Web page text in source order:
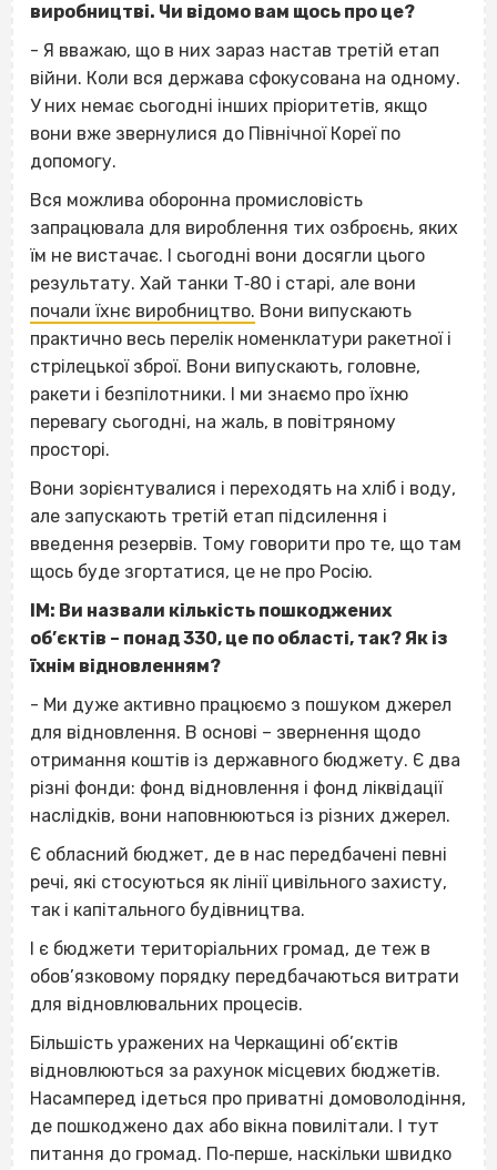
виробництві. Чи відомо вам щось про це?
- Я вважаю, що в них зараз настав третій етап
війни. Коли вся держава сфокусована на одному.
У них немає сьогодні інших пріоритетів, якщо
вони вже звернулися до Північної Кореї по
допомогу.
Вся можлива оборонна промисловість
запрацювала для вироблення тих озброєнь, яких
їм не вистачає. І сьогодні вони досягли цього
результату. Хай танки Т‐80 і старі, але вони
почали їхнє виробництво. Вони випускають
практично весь перелік номенклатури ракетної і
стрілецької зброї. Вони випускають, головне,
ракети і безпілотники. І ми знаємо про їхню
перевагу сьогодні, на жаль, в повітряному
просторі.
Вони зорієнтувалися і переходять на хліб і воду,
але запускають третій етап підсилення і
введення резервів. Тому говорити про те, що там
щось буде згортатися, це не про Росію.
ІМ: Ви назвали кількість пошкоджених
об’єктів – понад 330, це по області, так? Як із
їхнім відновленням?
- Ми дуже активно працюємо з пошуком джерел
для відновлення. В основі – звернення щодо
отримання коштів із державного бюджету. Є два
різні фонди: фонд відновлення і фонд ліквідації
наслідків, вони наповнюються із різних джерел.
Є обласний бюджет, де в нас передбачені певні
речі, які стосуються як лінії цивільного захисту,
так і капітального будівництва.
І є бюджети територіальних громад, де теж в
обов’язковому порядку передбачаються витрати
для відновлювальних процесів.
Більшість уражених на Черкащині об’єктів
відновлюються за рахунок місцевих бюджетів.
Насамперед ідеться про приватні домоволодіння,
де пошкоджено дах або вікна повилітали. І тут
питання до громад. По‐перше, наскільки швидко